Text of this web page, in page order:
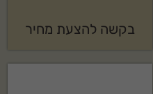
בקשה להצעת מחיר